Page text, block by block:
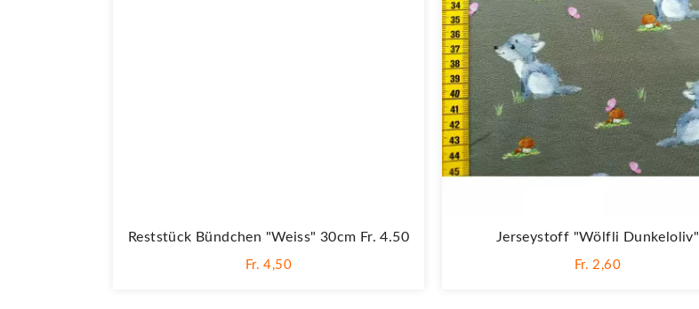
Reststück Bündchen "weiss" 30cm Fr. 4.50
Fr. 4,50
Jerseystoff "Wölfli Dunkeloliv"
Fr. 2,60